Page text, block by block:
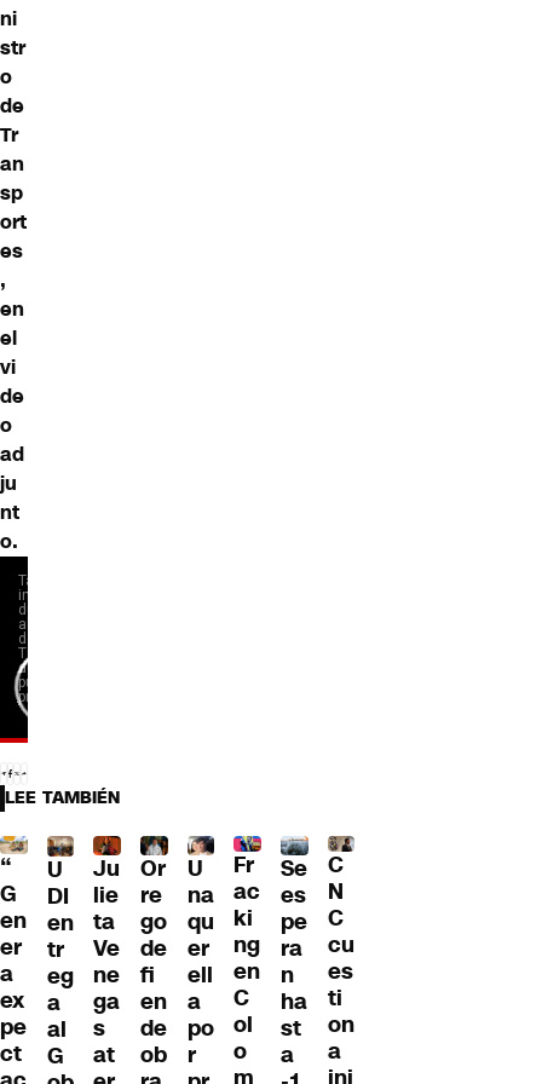
ni
str
o
de
Tr
an
sp
ort
es
,
en
el
vi
de
o
ad
ju
nt
o.
LEE TAMBIÉN
“
G
en
er
a
ex
pe
ct
U
DI
en
tr
eg
a
al
G
Ju
lie
ta
Ve
ne
ga
s
at
Or
re
go
de
fi
en
de
ob
U
na
qu
er
ell
a
po
r
Fr
ac
ki
ng
en
C
ol
o
Se
es
pe
ra
n
ha
st
a
C
N
C
cu
es
ti
on
a